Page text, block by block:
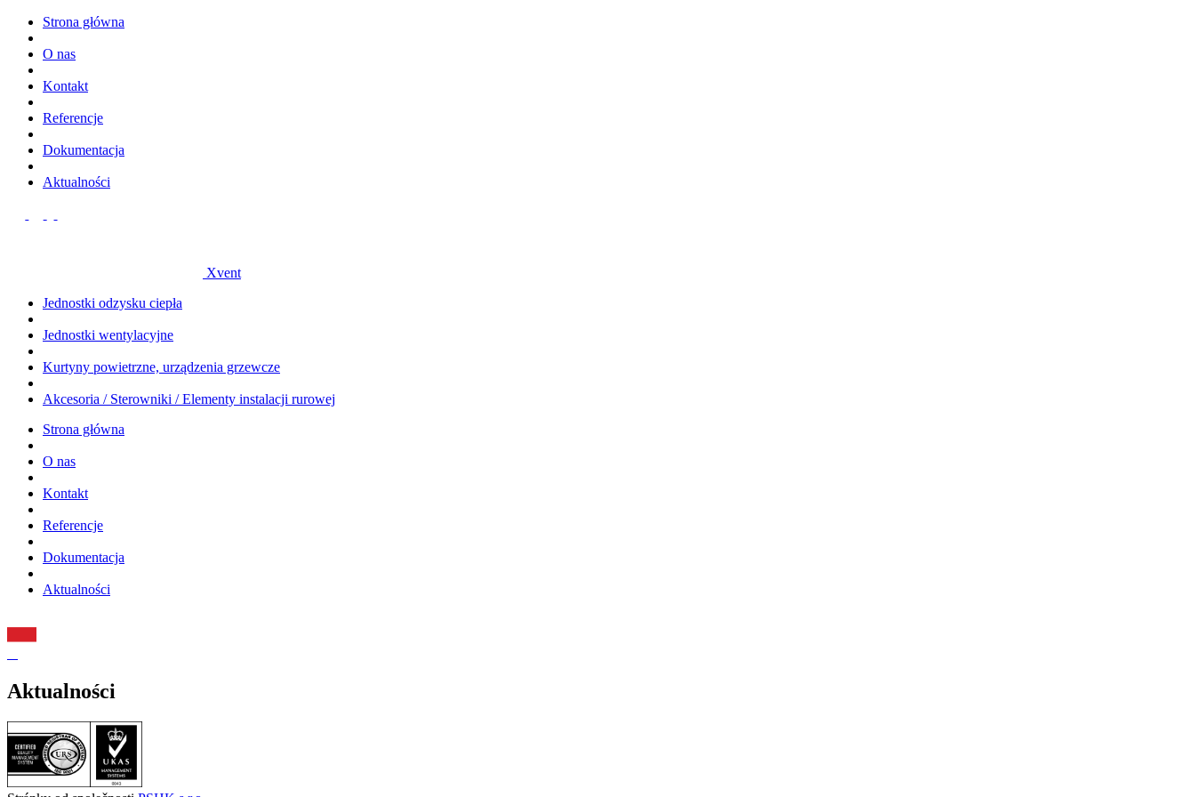
Strona główna
O nas
Kontakt
Referencje
Dokumentacja
Aktualności
Xvent
Jednostki odzysku ciepła
Jednostki wentylacyjne
Kurtyny powietrzne, urządzenia grzewcze
Akcesoria / Sterowniki / Elementy instalacji rurowej
Strona główna
O nas
Kontakt
Referencje
Dokumentacja
Aktualności
Aktualności